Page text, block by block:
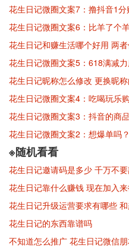
花生日记微圈文案7：撸抖音1
花生日记微圈文案6：比羊了个
花生日记和赚生活哪个好用 两
花生日记微圈文案5：618满减
花生日记昵称怎么修改 更换昵
花生日记微圈文案4：吃喝玩乐
花生日记微圈文案3：抖音的商
花生日记微圈文案2：想爆单吗
※随机看看
花生日记邀请码是多少 千万不
花生日记靠什么赚钱 现在加入
花生日记升级运营要求有哪些
花生日记的东西靠谱吗
不知道怎么推广 花生日记微信